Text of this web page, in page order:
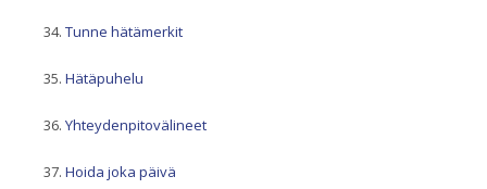
Tunne hätämerkit
Hätäpuhelu
Yhteydenpitovälineet
Hoida joka päivä